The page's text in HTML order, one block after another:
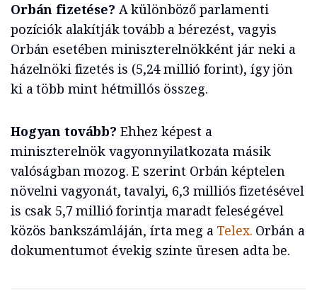
Orbán fizetése? A különböző parlamenti
pozíciók alakítják tovább a bérezést, vagyis
Orbán esetében miniszterelnökként jár neki a
házelnöki fizetés is (5,24 millió forint), így jön
ki a több mint hétmillós összeg.
Hogyan tovább? Ehhez képest a
miniszterelnök vagyonnyilatkozata másik
valóságban mozog. E szerint Orbán képtelen
növelni vagyonát, tavalyi, 6,3 milliós fizetésével
is csak 5,7 millió forintja maradt feleségével
közös bankszámláján, írta meg a Telex. Orbán a
dokumentumot évekig szinte üresen adta be.